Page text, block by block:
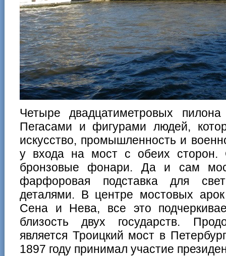
Четыре двадцатиметровых
Пегасами и фигурами людей,
искусство, промышленность и
у входа на мост с обеих сторон.
бронзовые фонари. Да и сам
фарфоровая подставка для
деталями. В центре мостовых
Сена и Нева, все это
близость двух государств.
является Троицкий мост в
1897 году принимал участие